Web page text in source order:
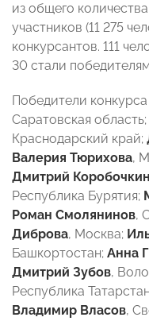
из общего
участников (11 275
конкурсантов. 111
30 стали
Победители конкурса
Саратовская область;
Краснодарский край;
Валерия Тюрихова,
Дмитрий Коробочкин
Республика Бурятия;
Роман Смолянинов,
Диброва, Москва;
Башкортостан; Анна
Дмитрий Зубов,
Республика
Владимир Власов,